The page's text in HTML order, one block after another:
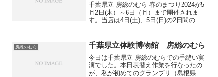
千葉県立 房総のむら 春のまつり2024が5
月2日(木）～6日（月）まで開催されま
す。当店は4日(土)、5日(日)の2日間のみ
9:00～PM4:00【出店内容】 毎年大...
房総のむら 千葉県立体験博物館 房総のむら
今日は千葉県立 房総のむらでの手縫い実
演でした。本日表替え作業を行なったの
が、私が初めてのグランプリ（島根県大